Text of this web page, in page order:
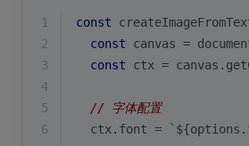
1 const
2
const canvas =
3
const ctx =
4
5
// 字体配置
6
  ctx.font =
`